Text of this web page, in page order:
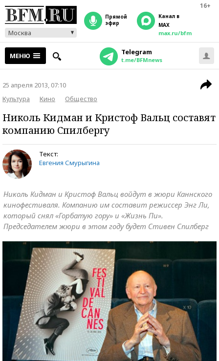
16+
Москва
прямой
эфир
Канал в
MAX
max.ru/bfm
МЕНЮ Telegram
t.me/BFMnews
25 апреля 2013, 07:10
Культура
Кино Общество
Николь Кидман и Кристоф Вальц составят
компанию Спилбергу
Текст:
Евгения Смурыгина
Николь Кидман и Кристоф Вальц войдут в жюри Каннского
кинофестиваля. Компанию им составит режиссер Энг Ли,
который снял «Горбатую гору» и «Жизнь Пи».
Председателем жюри в этом году будет Стивен Спилберг